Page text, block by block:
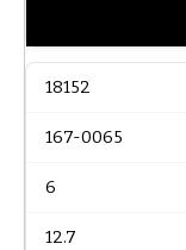
18152
167-0065
6
12.7